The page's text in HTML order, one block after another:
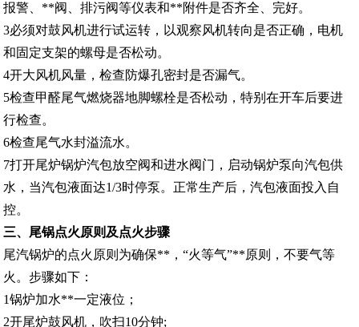
报警、**阀、排污阀等仪表和**附件是否齐全、完好。
3必须对鼓风机进行试运转，以观察风机转向是否正确，电机
和固定支架的螺母是否松动。
4开大风机风量，检查防爆孔密封是否漏气。
5检查甲醛尾气燃烧器地脚螺栓是否松动，特别在开车后要进
行检查。
6检查尾气水封溢流水。
7打开尾炉锅炉汽包放空阀和进水阀门，启动锅炉泵向汽包供
水，当汽包液面达1/3时停泵。正常生产后，汽包液面投入自
控。
三、尾锅点火原则及点火步骤
尾汽锅炉的点火原则为确保**，“火等气”**原则，不要气等
火。步骤如下：
1锅炉加水**一定液位；
2开尾炉鼓风机，吹扫10分钟;